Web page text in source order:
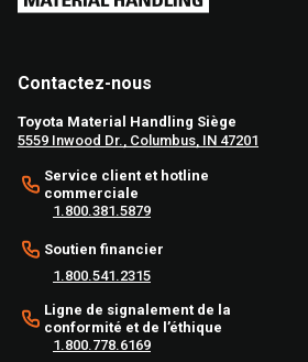
Contactez-nous
Toyota Material Handling Siège
5559 Inwood Dr., Columbus, IN 47201
Service client et hotline
commerciale
1.800.381.5879
Soutien financier
1.800.541.2315
Ligne de signalement de la
conformité et de l’éthique
1.800.778.6169